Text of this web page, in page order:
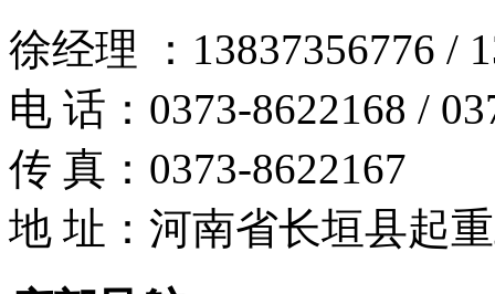
徐经理 ：13837356776 /
电 话：0373-8622168 /
传 真：0373-8622167
地 址：河南省长垣县起